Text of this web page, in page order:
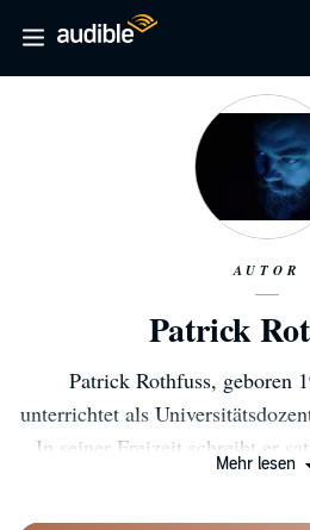
AUTOR
Patrick
Patrick Rothfuss, geboren
unterrichtet als
In seiner Freizeit schreibt er
Mehr lesen